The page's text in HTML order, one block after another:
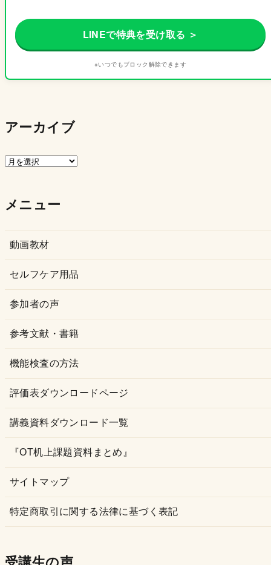
LINEで特典を受け取る ＞
※いつでもブロック解除できます
アーカイブ
ア
イ
メニュー
動画教材
セルフケア用品
参加者の声
参考文献・書籍
機能検査の方法
評価表ダウンロードページ
講義資料ダウンロード一覧
『OT机上課題資料まとめ』
サイトマップ
特定商取引に関する法律に基づく表記